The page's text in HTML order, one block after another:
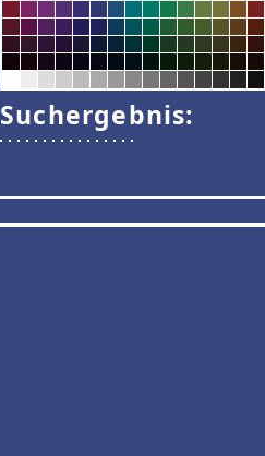
Suchergebnis: